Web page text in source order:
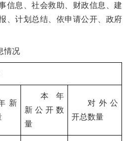
信息、社会救助、财政信息、建
、计划总结、依申请公开、政府
情况
新
本年
新公开数
量
对外公
开总数量